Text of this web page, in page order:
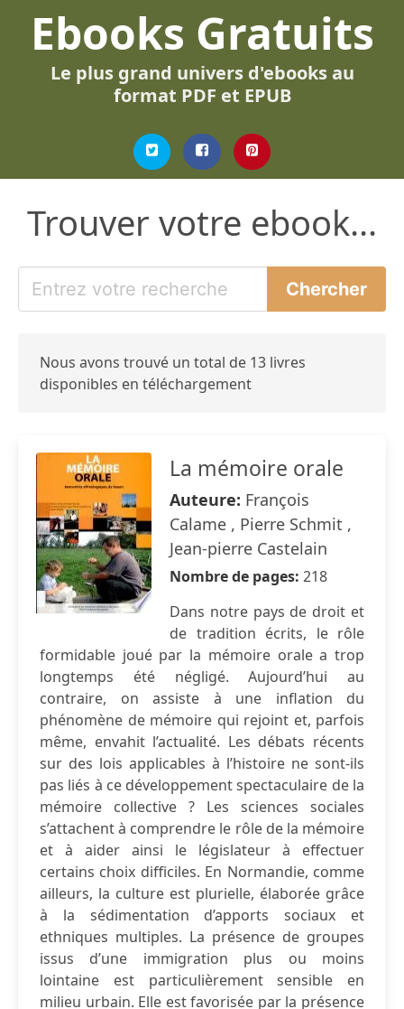
Ebooks Gratuits
Le plus grand univers d'ebooks au
format PDF et EPUB
Trouver votre ebook...
Nous avons trouvé un total de 13 livres
disponibles en téléchargement
La mémoire orale
Auteure: François
Calame , Pierre Schmit ,
Jean-pierre Castelain
Nombre de pages: 218
Dans notre pays de droit et
de tradition écrits, le rôle
formidable joué par la mémoire orale a trop
longtemps été négligé. Aujourd’hui au
contraire, on assiste à une inflation du
phénomène de mémoire qui rejoint et, parfois
même, envahit l’actualité. Les débats récents
sur des lois applicables à l’histoire ne sont-ils
pas liés à ce développement spectaculaire de la
mémoire collective ? Les sciences sociales
s’attachent à comprendre le rôle de la mémoire
et à aider ainsi le législateur à effectuer
certains choix difficiles. En Normandie, comme
ailleurs, la culture est plurielle, élaborée grâce
à la sédimentation d’apports sociaux et
ethniques multiples. La présence de groupes
issus d’une immigration plus ou moins
lointaine est particulièrement sensible en
milieu urbain. Elle est favorisée par la présence